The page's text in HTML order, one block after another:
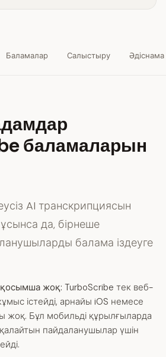
Баламалар Салыстыру Әдіснама
баламаларын
AI транскрипциясын
да, бірнеше
балама іздеуге
қосымша жоқ: TurboScribe тек веб-
істейді, арнайы iOS немесе
жоқ. Бұл мобильді құрылғыларда
пайдаланушылар үшін